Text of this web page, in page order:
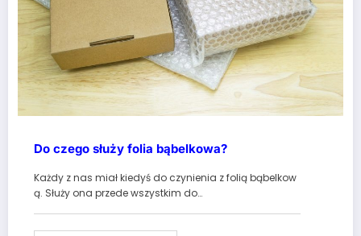
Do czego służy folia bąbelkowa?
Każdy z nas miał kiedyś do czynienia z folią bąbelkow
ą. Służy ona przede wszystkim do…